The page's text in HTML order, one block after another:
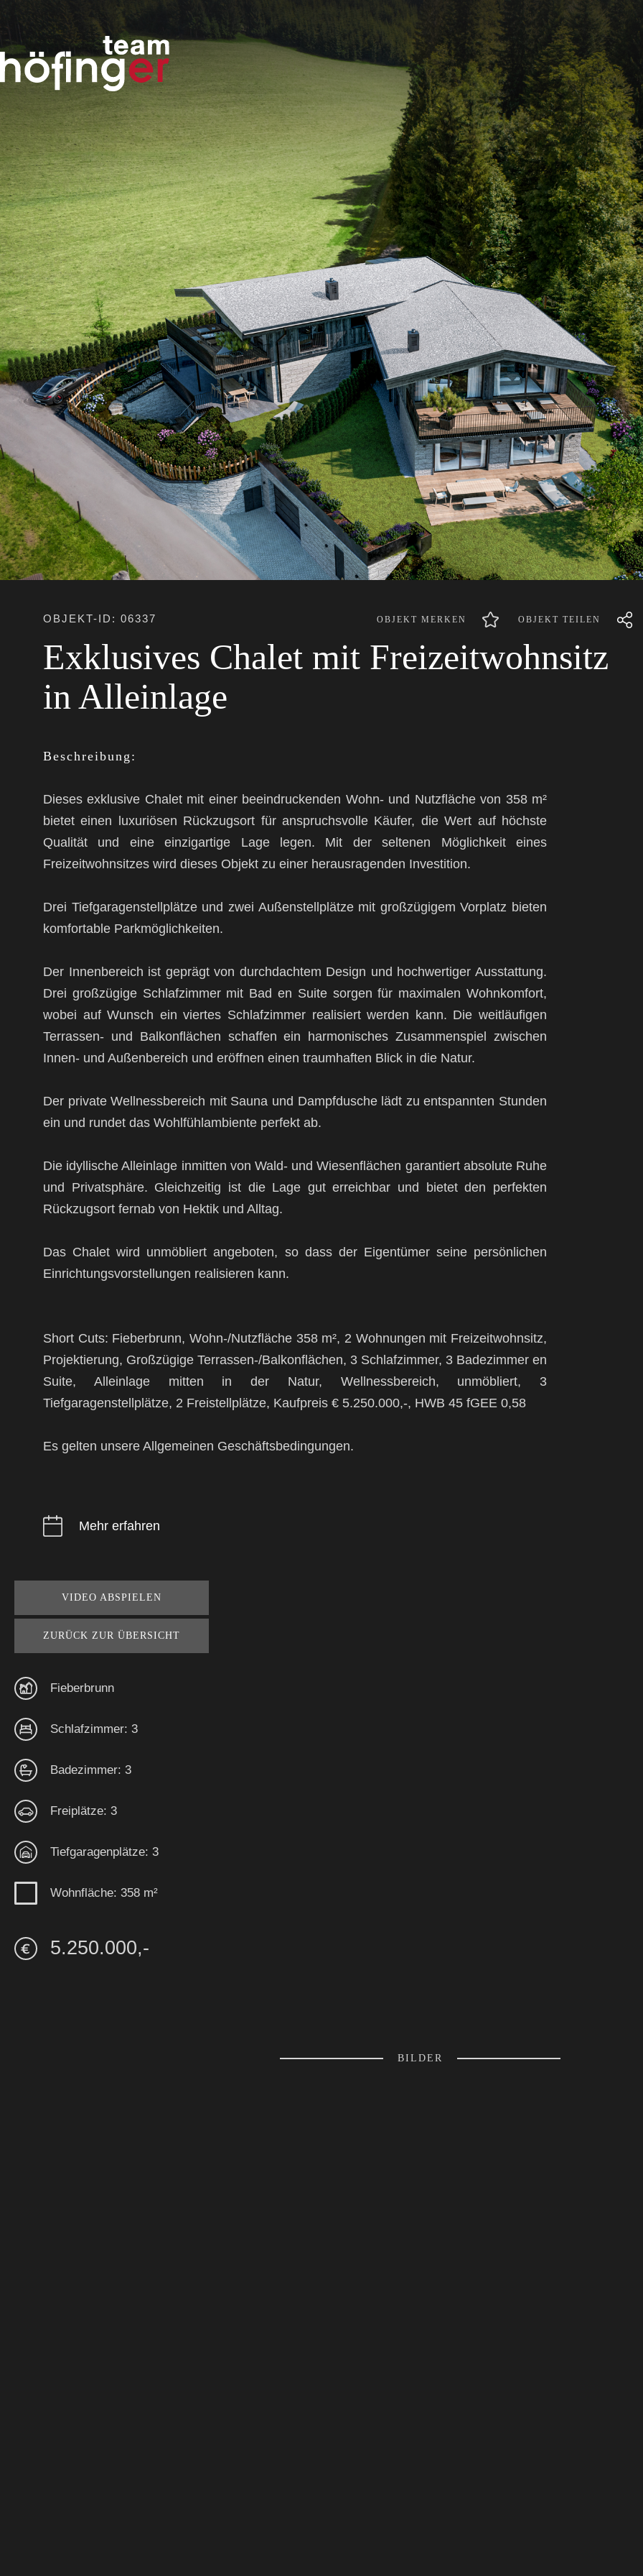
OBJEKT-ID: 06337 OBJEKT TEILEN
OBJEKT MERKEN
Exklusives Chalet mit Freizeitwohnsitz
in Alleinlage
Beschreibung:
Dieses exklusive Chalet mit einer beeindruckenden Wohn- und Nutzfläche von 358 m²
bietet einen luxuriösen Rückzugsort für anspruchsvolle Käufer, die Wert auf höchste
Qualität und eine einzigartige Lage legen. Mit der seltenen Möglichkeit eines
Freizeitwohnsitzes wird dieses Objekt zu einer herausragenden Investition.
Drei Tiefgaragenstellplätze und zwei Außenstellplätze mit großzügigem Vorplatz bieten
komfortable Parkmöglichkeiten.
Der Innenbereich ist geprägt von durchdachtem Design und hochwertiger Ausstattung.
Drei großzügige Schlafzimmer mit Bad en Suite sorgen für maximalen Wohnkomfort,
wobei auf Wunsch ein viertes Schlafzimmer realisiert werden kann. Die weitläufigen
Terrassen- und Balkonflächen schaffen ein harmonisches Zusammenspiel zwischen
Innen- und Außenbereich und eröffnen einen traumhaften Blick in die Natur.
Der private Wellnessbereich mit Sauna und Dampfdusche lädt zu entspannten Stunden
ein und rundet das Wohlfühlambiente perfekt ab.
Die idyllische Alleinlage inmitten von Wald- und Wiesenflächen garantiert absolute Ruhe
und Privatsphäre. Gleichzeitig ist die Lage gut erreichbar und bietet den perfekten
Rückzugsort fernab von Hektik und Alltag.
Das Chalet wird unmöbliert angeboten, so dass der Eigentümer seine persönlichen
Einrichtungsvorstellungen realisieren kann.
Short Cuts: Fieberbrunn, Wohn-/Nutzfläche 358 m², 2 Wohnungen mit Freizeitwohnsitz,
Projektierung, Großzügige Terrassen-/Balkonflächen, 3 Schlafzimmer, 3 Badezimmer en
Suite, Alleinlage mitten in der Natur, Wellnessbereich, unmöbliert, 3
Tiefgaragenstellplätze, 2 Freistellplätze, Kaufpreis € 5.250.000,-, HWB 45 fGEE 0,58
Es gelten unsere Allgemeinen Geschäftsbedingungen.
Mehr erfahren
VIDEO ABSPIELEN
ZURÜCK ZUR ÜBERSICHT
Fieberbrunn
Schlafzimmer: 3
Badezimmer: 3
Freiplätze: 3
Tiefgaragenplätze: 3
Wohnfläche: 358 m²
5.250.000,-
BILDER